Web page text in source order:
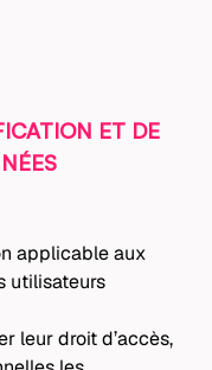
ET DE
applicable aux
utilisateurs
leur droit d’accès,